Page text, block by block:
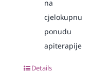
na
cjelokupnu
ponudu
apiterapije
Details